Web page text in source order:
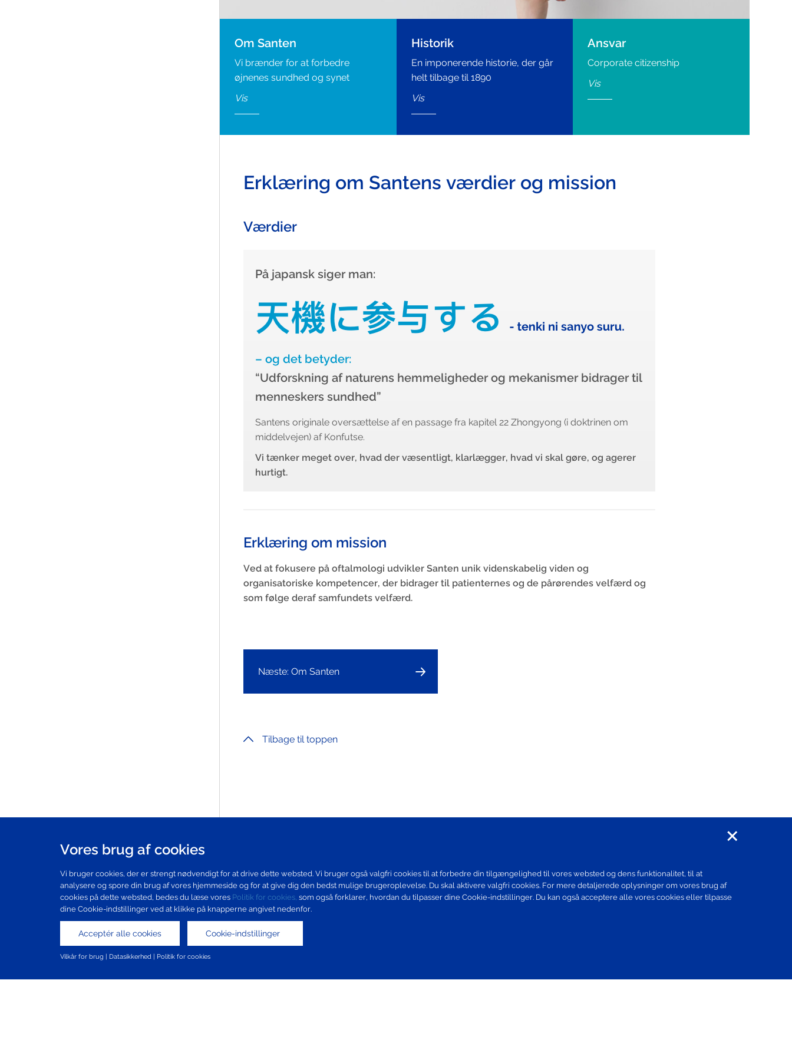
Gå til Santens websted for Europa, hvis duOm Santen
Vi brænder for at forbedre
øjnenes sundhed og synet
Vis
Historik
En imponerende historie, der går
helt tilbage til 1890
Vis
Ansvar
Corporate citizenship
Vis
Erklæring om Santens værdier og mission
Værdier
På japansk siger man:
– og det betyder:
“Udforskning af naturens hemmeligheder og mekanismer bidrager til
menneskers sundhed”
Santens originale oversættelse af en passage fra kapitel 22 Zhongyong (i doktrinen om
middelvejen) af Konfutse.
Vi tænker meget over, hvad der væsentligt, klarlægger, hvad vi skal gøre, og agerer
hurtigt.
Erklæring om mission
Ved at fokusere på oftalmologi udvikler Santen unik videnskabelig viden og
organisatoriske kompetencer, der bidrager til patienternes og de pårørendes velfærd og
som følge deraf samfundets velfærd.
Næste: Om Santen
Tilbage til toppen
Vores brug af cookies
Vi bruger cookies, der er strengt nødvendigt for at drive dette websted. Vi bruger også valgfri cookies til at forbedre din tilgængelighed til vores websted og dens funktionalitet, til at
analysere og spore din brug af vores hjemmeside og for at give dig den bedst mulige brugeroplevelse. Du skal aktivere valgfri cookies. For mere detaljerede oplysninger om vores brug af
cookies på dette websted, bedes du læse vores Politik for cookies, som også forklarer, hvordan du tilpasser dine Cookie-indstillinger. Du kan også acceptere alle vores cookies eller tilpasse
dine Cookie-indstillinger ved at klikke på knapperne angivet nedenfor.
Acceptér alle cookies Cookie-indstillinger
Vilkår for brug | Datasikkerhed | Politik for cookies